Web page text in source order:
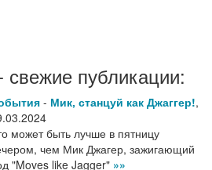
свежие публикации:
- Мик, станцуй как Джаггер!,
может быть лучше в пятницу
чем Мик Джагер, зажигающий
"Moves like Jagger" »»